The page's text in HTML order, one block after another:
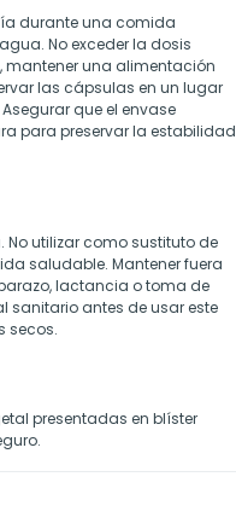
durante una comida
No exceder la dosis
mantener una alimentación
las cápsulas en un lugar
que el envase
para preservar la estabilidad
utilizar como sustituto de
saludable. Mantener fuera
lactancia o toma de
sanitario antes de usar este
secos.
presentadas en blíster